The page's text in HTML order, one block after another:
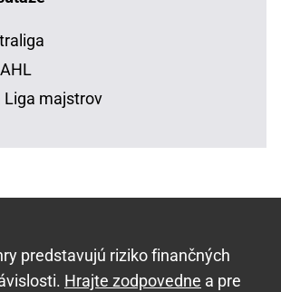
Liga majstrov
predstavujú riziko finančných
Hrajte zodpovedne a pre